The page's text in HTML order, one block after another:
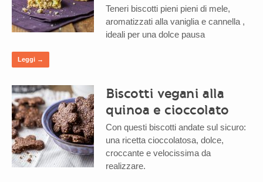
Teneri biscotti pieni pieni di mele,
aromatizzati alla vaniglia e cannella ,
ideali per una dolce pausa
Leggi →
Biscotti vegani alla
quinoa e cioccolato
Con questi biscotti andate sul sicuro:
una ricetta cioccolatosa, dolce,
croccante e velocissima da
realizzare.